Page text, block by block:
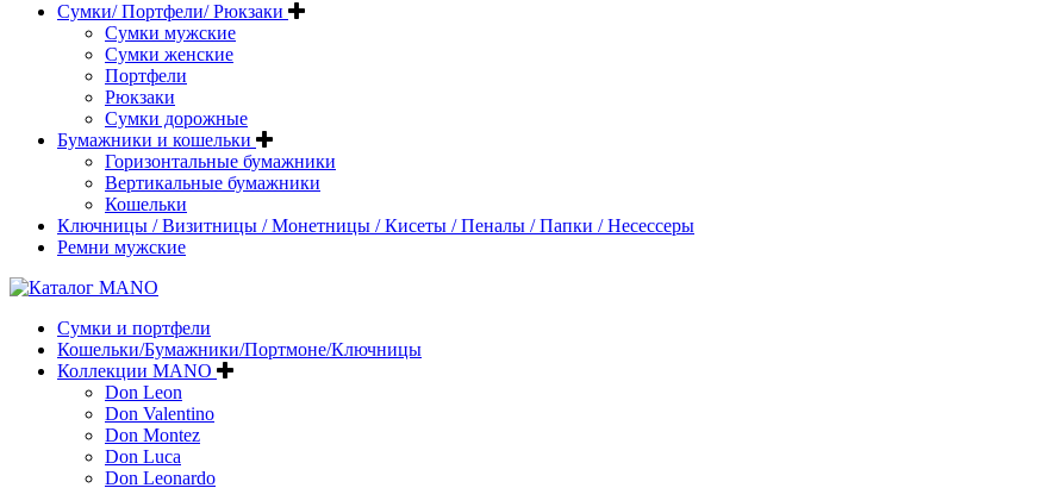
Сумки/ Портфели/ Рюкзаки
Сумки мужские
Сумки женские
Портфели
Рюкзаки
Сумки дорожные
Бумажники и кошельки
Горизонтальные бумажники
Вертикальные бумажники
Кошельки
Ключницы / Визитницы / Монетницы / Кисеты / Пеналы / Папки / Несессеры
Ремни мужские
Сумки и портфели
Кошельки/Бумажники/Портмоне/Ключницы
Коллекции MANO
Don Leon
Don Valentino
Don Montez
Don Luca
Don Leonardo